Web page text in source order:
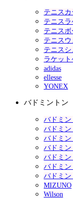
テニス
テニスラ
テニス
テニスウ
テニス
ラケット
adidas
ellesse
YONEX
バドミントン
バドミ
バドミン
バドミン
バドミン
バドミ
バドミ
バドミン
MIZUNO
Wilson